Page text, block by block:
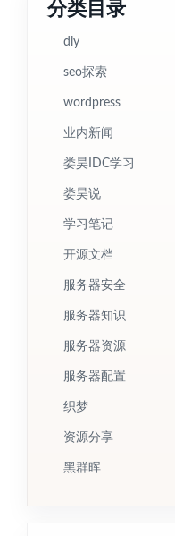
分类目录
diy
seo探索
wordpress
业内新闻
娄昊IDC学习
娄昊说
学习笔记
开源文档
服务器安全
服务器知识
服务器资源
服务器配置
织梦
资源分享
黑群晖